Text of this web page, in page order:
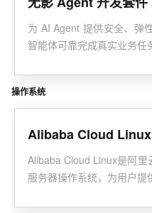
为 AI Agent 提供安全、弹
智能体可靠完成真实业务任
操作系统
Alibaba Cloud Linux
Alibaba Cloud Linux是阿里
服务器操作系统，为用户提